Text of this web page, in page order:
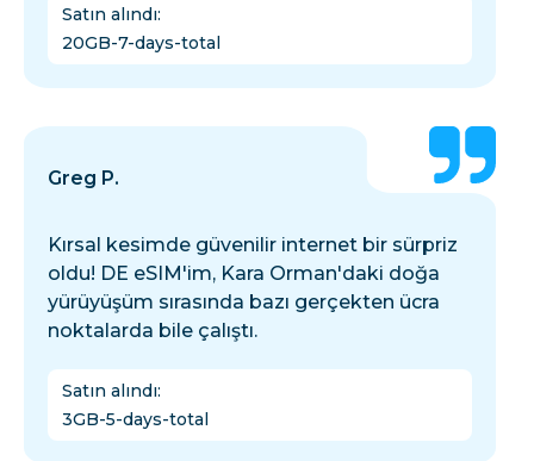
Satın alındı:
20GB-7-days-total
Greg P.
Kırsal kesimde güvenilir internet bir sürpriz
oldu! DE eSIM'im, Kara Orman'daki doğa
yürüyüşüm sırasında bazı gerçekten ücra
noktalarda bile çalıştı.
Satın alındı:
3GB-5-days-total